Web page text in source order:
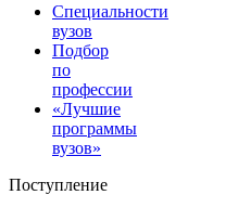
Специальности
вузов
Подбор
по
профессии
«Лучшие
программы
вузов»
Поступление